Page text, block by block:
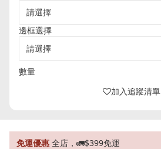
邊框選擇
數量
加入追蹤清單
免運優惠 全店，🚛$399免運